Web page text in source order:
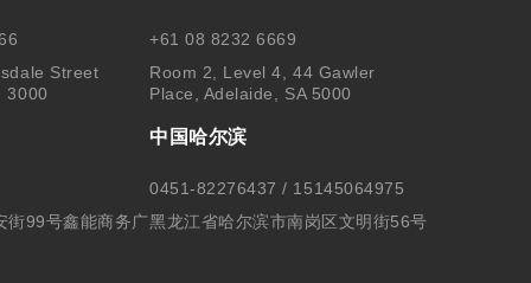
Street
3000
+61 08 8232 6669
Room 2, Level 4, 44 Gawler
Place, Adelaide, SA 5000
街99号鑫能商务广
中国哈尔滨
0451-82276437 / 15145064975
黑龙江省哈尔滨市南岗区文明街56号